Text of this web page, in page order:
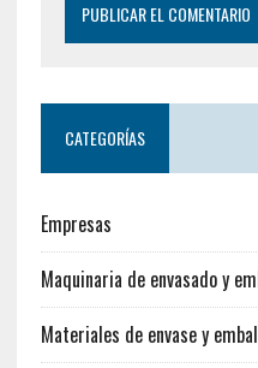
CATEGORÍAS
Empresas
Maquinaria de envasado y
Materiales de envase y